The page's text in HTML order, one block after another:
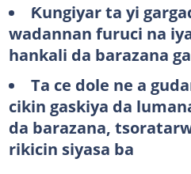
Ƙungiyar ta yi
wadannan furuci na
hankali da barazana
Ta ce dole ne a
cikin gaskiya da
da barazana,
rikicin siyasa ba